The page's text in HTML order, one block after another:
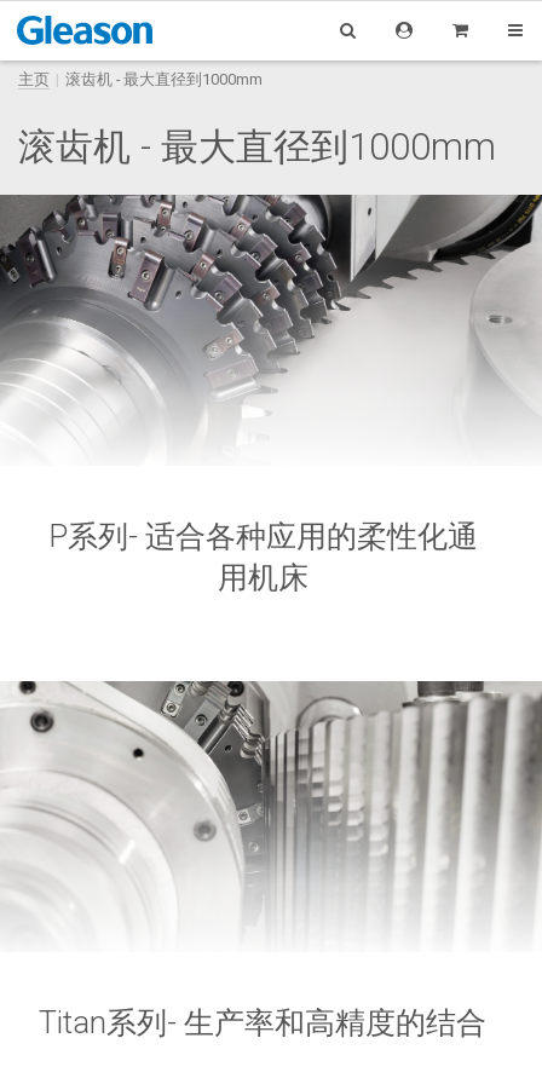
主页 滚齿机 - 最大直径到1000mm
滚齿机 - 最大直径到1000mm
P系列- 适合各种应用的柔性化通
用机床
Titan系列- 生产率和高精度的结合